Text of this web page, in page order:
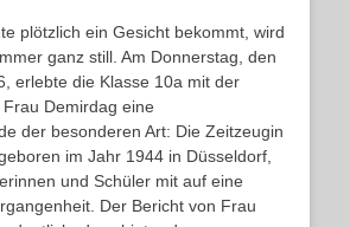
plötzlich ein Gesicht bekommt, wird
ganz still. Am Donnerstag, den
erlebte die Klasse 10a mit der
Demirdag eine
der besonderen Art: Die Zeitzeugin
im Jahr 1944 in Düsseldorf,
und Schüler mit auf eine
Der Bericht von Frau